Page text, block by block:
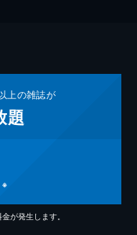
上の雑誌が
題
※
が発生します。